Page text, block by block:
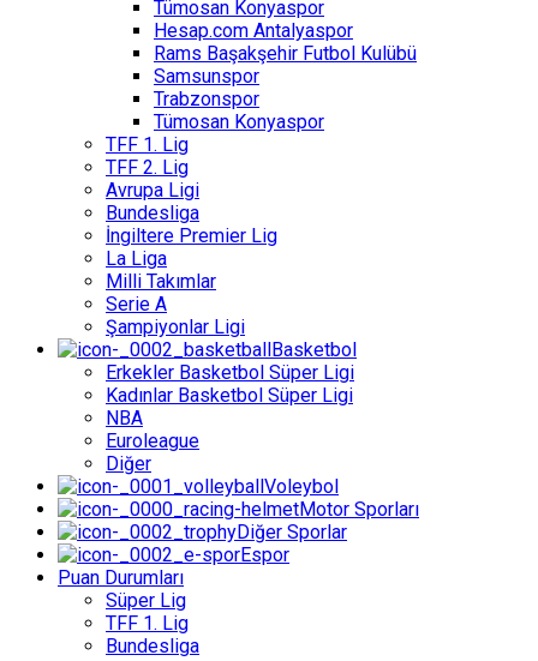
Tümosan Konyaspor
Hesap.com Antalyaspor
Rams Başakşehir Futbol Kulübü
Samsunspor
Trabzonspor
Tümosan Konyaspor
TFF 1. Lig
TFF 2. Lig
Avrupa Ligi
Bundesliga
İngiltere Premier Lig
La Liga
Milli Takımlar
Serie A
Şampiyonlar Ligi
Basketbol
Erkekler Basketbol Süper Ligi
Kadınlar Basketbol Süper Ligi
NBA
Euroleague
Diğer
Voleybol
Motor Sporları
Diğer Sporlar
Espor
Puan Durumları
Süper Lig
TFF 1. Lig
Bundesliga